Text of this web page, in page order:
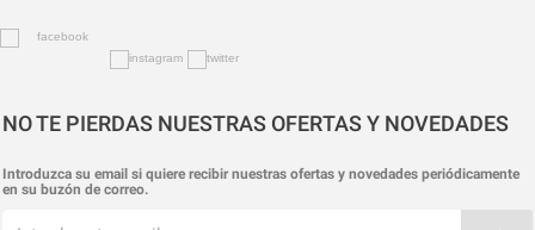
NO TE PIERDAS NUESTRAS OFERTAS Y NOVEDADES
Introduzca su email si quiere recibir nuestras ofertas y novedades periódicamente
en su buzón de correo.